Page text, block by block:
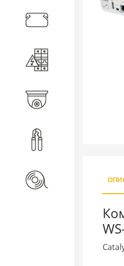
Кабеленесущие
Расходные